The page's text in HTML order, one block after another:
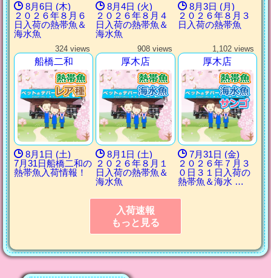
8月6日 (木)
２０２６年８月６
日入荷の熱帯魚＆
海水魚
8月4日 (火)
２０２６年８月４
日入荷の熱帯魚＆
海水魚
8月3日 (月)
２０２６年８月３
日入荷の熱帯魚
324 views
船橋二和
8月1日 (土)
7月31日船橋二和の
熱帯魚入荷情報！
908 views
厚木店
8月1日 (土)
２０２６年８月１
日入荷の熱帯魚＆
海水魚
1,102 views
厚木店
7月31日 (金)
２０２６年７月３
０日３１日入荷の
熱帯魚＆海水 …
入荷速報
もっと見る